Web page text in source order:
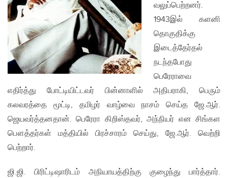
வலுப்பெற்றனர்.
1943இல் களனி
தொகுதிக்கு
இடைத்தேர்தல்
நடந்தபோது
பெரேராவை
எதிர்த்து போட்டியிட்டவர் பின்னாளில் அதிபராகி, பெரும்
கலவரத்தை மூட்டி, தமிழர் வாழ்வை நாசம் செய்த ஜே.ஆர்.
ஜெயவர்த்தனதான். பெரேரா கிறிஸ்தவர், அந்நியர் என சிங்கள
பௌத்தர்கள் மத்தியில் பிரச்சாரம் செய்து, ஜே.ஆர். வெற்றி
பெற்றார்.
ஜி.ஜி. பிரிட்டிஷாரிடம் அநியாயத்திற்கு குழைந்து பார்த்தார்.